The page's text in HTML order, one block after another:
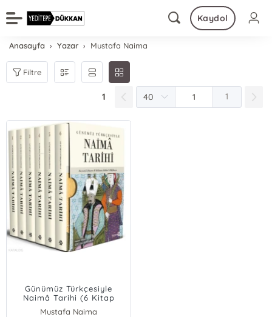
Kaydol
Anasayfa Yazar Mustafa Naima
Filtre
1 1
Günümüz Türkçesiyle
Naimâ Tarihi (6 Kitap
Takım)
Mustafa Naima